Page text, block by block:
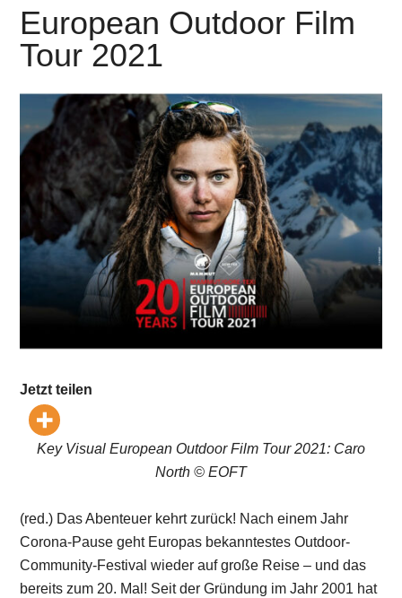
European Outdoor Film
Tour 2021
Jetzt teilen
Key Visual European Outdoor Film Tour 2021: Caro
North © EOFT
(red.) Das Abenteuer kehrt zurück! Nach einem Jahr
Corona-Pause geht Europas bekanntestes Outdoor-
Community-Festival wieder auf große Reise – und das
bereits zum 20. Mal! Seit der Gründung im Jahr 2001 hat